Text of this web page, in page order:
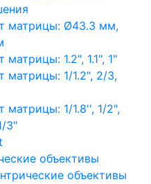
матрицы: Ø43.3 мм,
матрицы: 1.2", 1.1", 1"
матрицы: 1/1.2", 2/3,
матрицы: 1/1.8'', 1/2",
3"
объективы
объективы